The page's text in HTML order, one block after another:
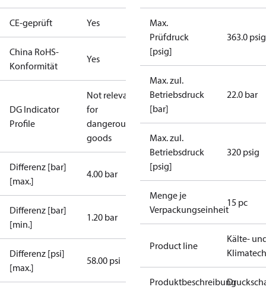
CE-geprüft Yes
China RoHS-
Konformität
Yes
DG Indicator
Profile
Not relevant
for
dangerous
goods
Differenz [bar]
[max.]
4.00 bar
Differenz [bar]
[min.]
1.20 bar
Differenz [psi]
[max.]
58.00 psi
Max.
Prüfdruck
[psig]
363.0 psig
Max. zul.
Betriebsdruck
[bar]
22.0 bar
Max. zul.
Betriebsdruck
[psig]
320 psig
Menge je
Verpackungseinheit
15 pc
Product line
Kälte-
Produktbeschreibung